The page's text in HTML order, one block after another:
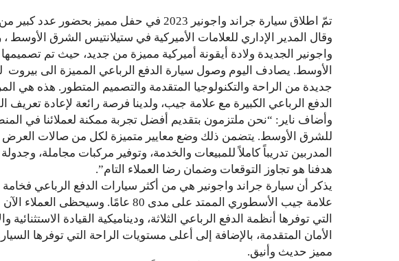
تمّ اطلاق سيارة جراند واجونير 2023 في حفل مميز بحضور عدد كبير من الوجوه الفنية والاعلامية والسياسية.
وقال المدير الإداري للعلامات الأميركية في ستيلانتيس الشرق
واجونير الجديدة ولادة أيقونة أميركية مميزة من جديد، حيث تم
الأوسط. يصادف اليوم وصول سيارة الدفع الرباعي المميزة الى
جديدة من الراحة والتكنولوجيا المتقدمة والتصميم المتطور. هذه هي
الدفع الرباعي الكبيرة مع علامة جيب، ولدينا فرصة رائعة لإعادة تعريف
وأضاف ناير: “نحن ملتزمون بتقديم أفضل تجربة ممكنة لعملائنا في
للشرق الأوسط. يتضمن ذلك وضع معايير متميزة لكل من صالات العرض
المدربين تدريباً كاملاً للمبيعات والخدمة، وتوفير مركبات مجاملة،
هدفنا هو تجاوز التوقعات وضمان رضا العملاء التام”.
يذكر أن سيارة جراند واجونير هي من أكثر سيارات الدفع الرباعي فخامة
علامة جيب الأسطوري الممتد على مدى 80
التي توفرها أنظمة الدفع الرباعي الثلاثة، وديناميكية القيادة الاستثنائية
الأمان المتقدمة، بالإضافة إلى أعلى مستويات الراحة التي توفرها
مميز حديث وأنيق.